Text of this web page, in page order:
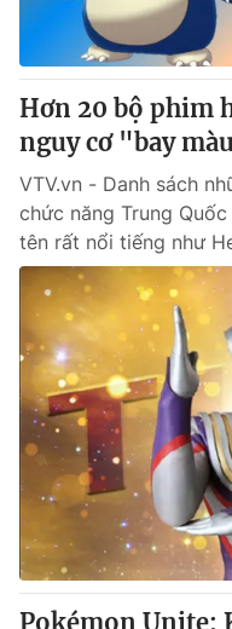
Hơn 20 bộ phim
nguy cơ "bay
VTV.vn - Danh sách
chức năng Trung
tên rất nổi tiếng như
Pokémon Unite: